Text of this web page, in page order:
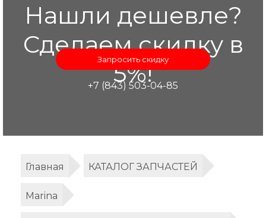
Нашли дешевле?
Сделаем скидку в
5%!
Запросить скидку
+7 (843) 503-04-85
Главная КАТАЛОГ ЗАПЧАСТЕЙ
Marina